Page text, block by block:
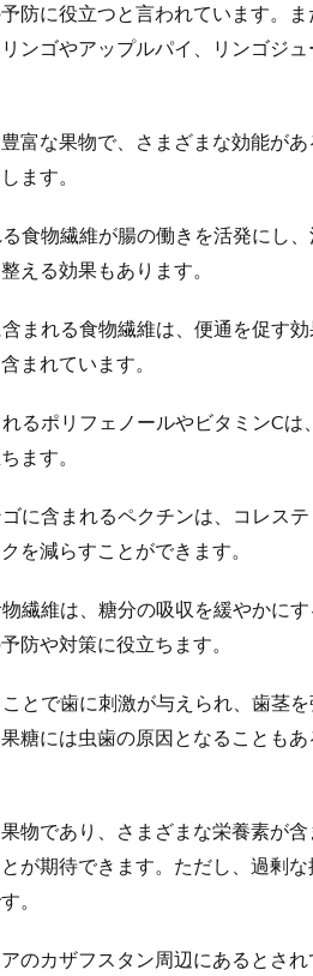
防に役立つと言われています。
ンゴやアップルパイ、リンゴジ
富な果物で、さまざまな効能が
ます。
食物繊維が腸の働きを活発にし
える効果もあります。
まれる食物繊維は、便通を促す
まれています。
るポリフェノールやビタミンC
ます。
に含まれるペクチンは、コレス
を減らすことができます。
繊維は、糖分の吸収を緩やかに
防や対策に役立ちます。
とで歯に刺激が与えられ、歯茎
糖には虫歯の原因となることも
物であり、さまざまな栄養素が
が期待できます。ただし、過剰
。
のカザフスタン周辺にあるとさ